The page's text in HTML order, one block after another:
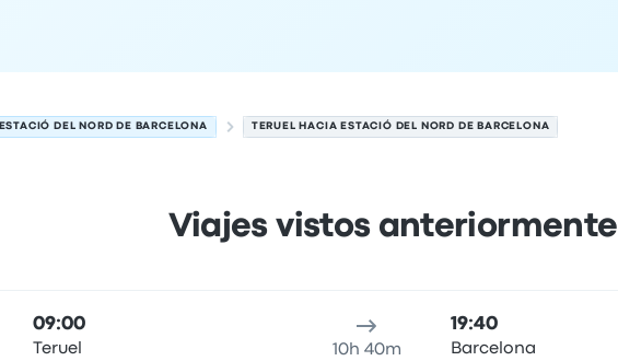
ESTACIÓ DEL NORD DE BARCELONA TERUEL HACIA ESTACIÓ DEL NORD DE BARCELONA
Viajes vistos anteriormente
09:00
Teruel 10h 40m
19:40
Barcelona